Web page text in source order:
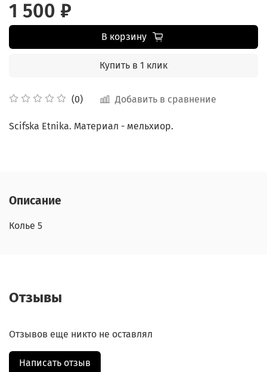
(0) Добавить в сравнение
1 500 ₽
В корзину
Купить в 1 клик
Scifska Etnika. Материал - мельхиор.
Описание
Колье 5
Отзывы
Отзывов еще никто не оставлял
Написать отзыв